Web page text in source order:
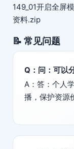
149_01开启全屏
资料.zip
📝 常见问题
Q：问：可以
A：答：个人
播，保护资源